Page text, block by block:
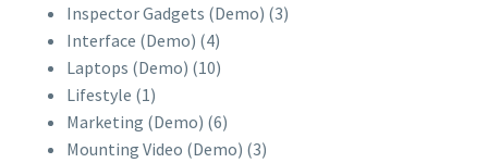
Inspector Gadgets (Demo) (3)
Interface (Demo) (4)
Laptops (Demo) (10)
Lifestyle (1)
Marketing (Demo) (6)
Mounting Video (Demo) (3)